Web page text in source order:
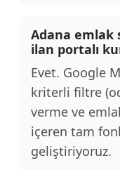
Adana
ilan portalı
Evet. Google
kriterli filtre
verme ve
içeren tam
geliştiriyoruz.